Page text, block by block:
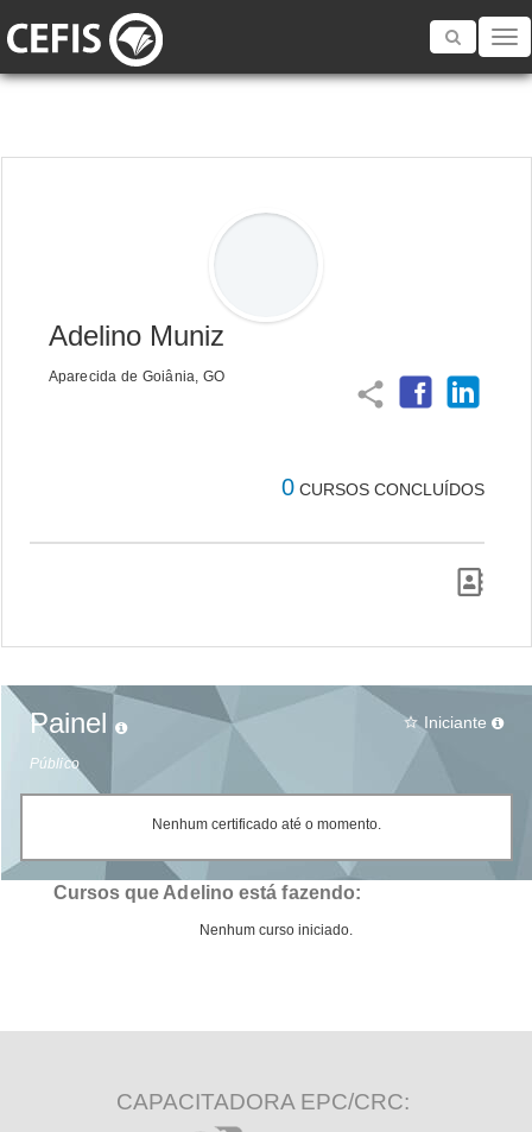
Toggle
Adelino Muniz
Aparecida de Goiânia, GO
share
0 CURSOS CONCLUÍDOS
Painel
Público
star_border Iniciante
Nenhum certificado até o momento.
Cursos que Adelino está fazendo:
Nenhum curso iniciado.
CAPACITADORA EPC/CRC: